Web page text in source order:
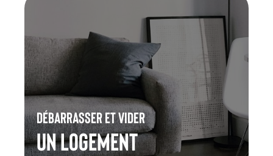
Débarrasser et vider
un Logement